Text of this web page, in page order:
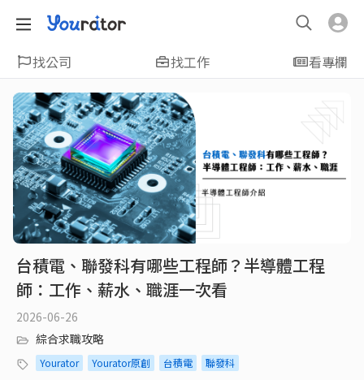
找公司 找工作 看專欄
台積電、聯發科有哪些工程師？半導體工程
師：工作、薪水、職涯一次看
2026-06-26
綜合求職攻略
Yourator Yourator原創 台積電 聯發科